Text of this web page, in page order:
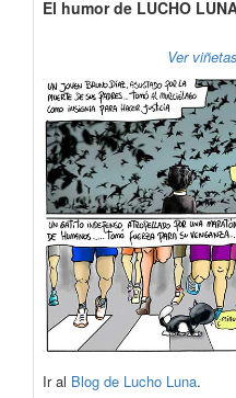
El humor de LUCHO
Ver
Ir al Blog de Lucho Luna.